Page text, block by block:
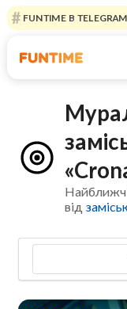
FUNTIME В TELEGRAM
від